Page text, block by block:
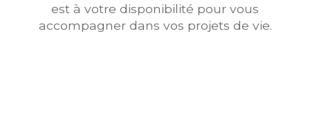
est à votre disponibilité pour vous
accompagner dans vos projets de vie.